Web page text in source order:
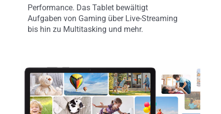
Performance. Das Tablet bewältigt
Aufgaben von Gaming über Live-Streaming
bis hin zu Multitasking und mehr.